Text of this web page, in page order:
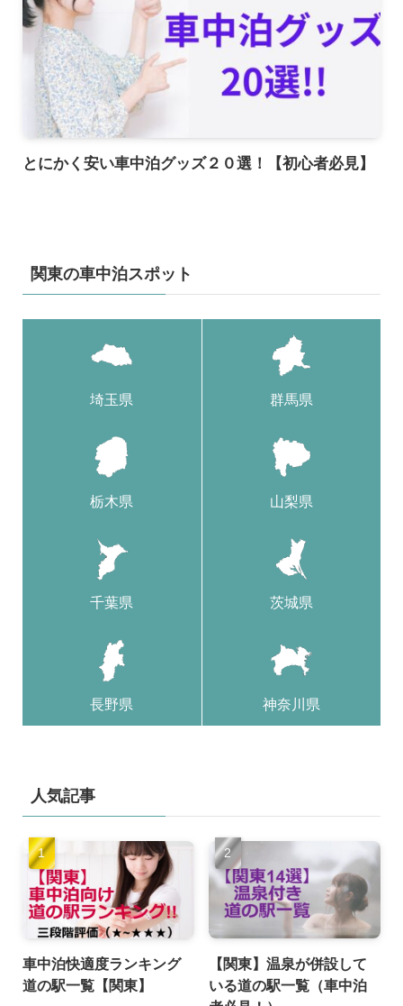
とにかく安い車中泊グッズ２０選！【初心者必見】
関東の車中泊スポット
埼玉県 群馬県
栃木県 山梨県
千葉県 茨城県
長野県 神奈川県
人気記事
車中泊快適度ランキング
道の駅一覧【関東】
【関東】温泉が併設して
いる道の駅一覧（車中泊